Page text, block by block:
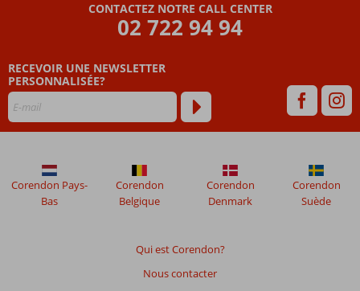
CONTACTEZ NOTRE CALL CENTER
02 722 94 94
RECEVOIR UNE NEWSLETTER
PERSONNALISÉE?
Qui est Corendon?
Nous contacter
Corendon Pays-
Bas
Corendon
Belgique
Corendon
Denmark
Corendon
Suède